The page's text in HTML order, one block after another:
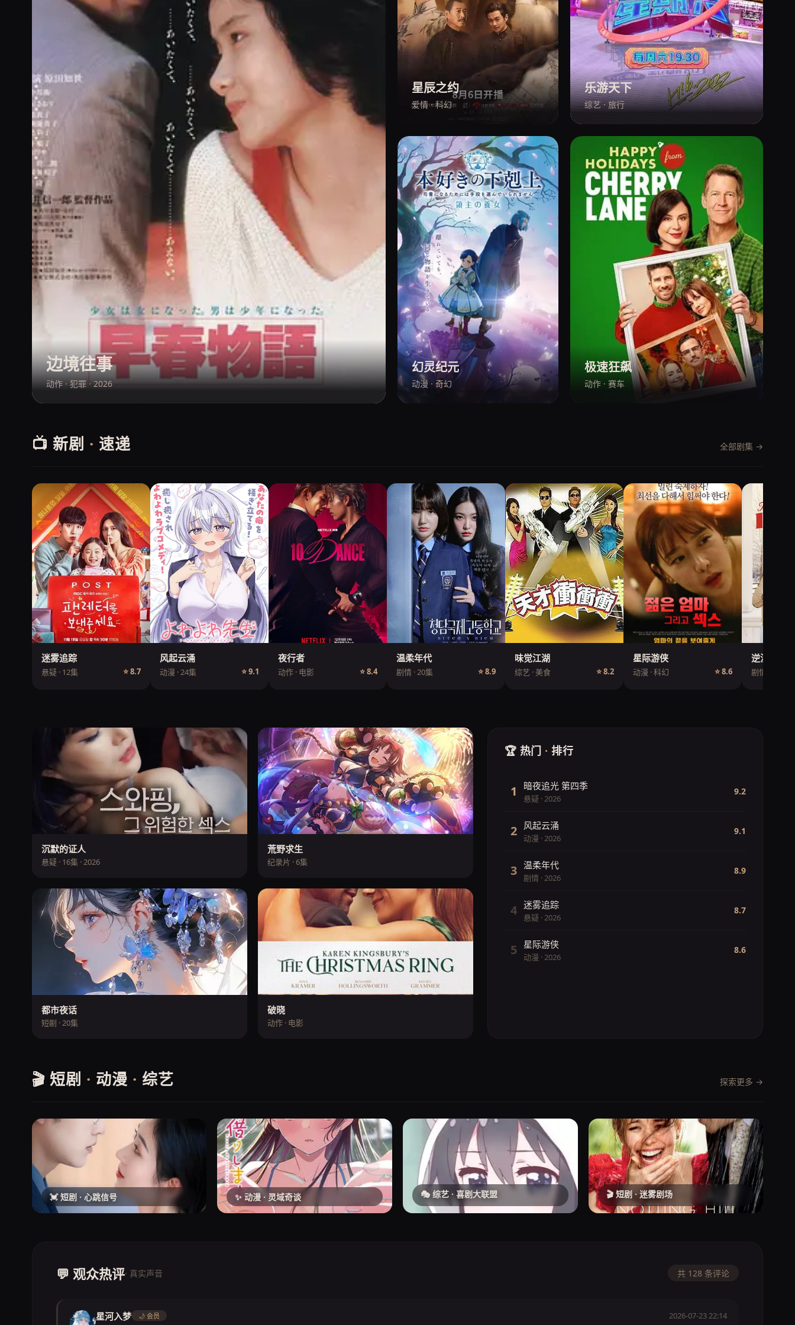
边境往事
动作 · 犯罪 · 2026
星辰之约
爱情 · 科幻
乐游天下
综艺 · 旅行
幻灵纪元
动漫 · 奇幻
极速狂飙
动作 · 赛车
📺 新剧 · 速递 全部剧集 →
迷雾追踪
悬疑 · 12集 ⭐ 8.7
风起云涌
动漫 · 24集 ⭐ 9.1
夜行者
动作 · 电影 ⭐ 8.4
温柔年代
剧情 · 20集 ⭐ 8.9
味觉江湖
综艺 · 美食 ⭐ 8.2
星际游侠
动漫 · 科幻 ⭐ 8.6
逆流而上
剧情 · 电影
沉默的证人
悬疑 · 16集 · 2026
荒野求生
纪录片 · 6集
都市夜话
短剧 · 20集
破晓
动作 · 电影
🏆 热门 · 排行
1 暗夜追光 第四季
悬疑 · 2026
9.2
2 风起云涌
动漫 · 2026
9.1
3 温柔年代
剧情 · 2026
8.9
4 迷雾追踪
悬疑 · 2026
8.7
5 星际游侠
动漫 · 2026
8.6
🎬 短剧 · 动漫 · 综艺 探索更多 →
💓 短剧 · 心跳信号 ✨ 动漫 · 灵域奇谈 🎭 综艺 · 喜剧大联盟 🎬 短剧 · 迷雾剧场
💬 观众热评· 真实声音 共 128 条评论
星河入梦 🌙 会员 2026-07-23 22:14